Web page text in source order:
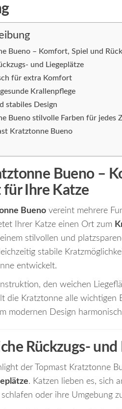
Bueno – Komfort, Spiel und
und Liegeplätze
für extra Komfort
Krallenpflege
stabiles Design
Bueno stilvolle Farben für jedes
Kratztonne Bueno
Bueno –
für Ihre Katze
Bueno vereint mehrere
Ihrer Katze einen Ort zum
stilvollen und
stabile
entwickelt.
den weichen
die Kratztonne alle wichtigen
modernen Design
Rückzugs- und
der Topmast Kratztonne
. Katzen lieben es, sich
oder ihre Umgebung